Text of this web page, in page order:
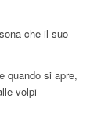
che il suo
quando si apre,
volpi